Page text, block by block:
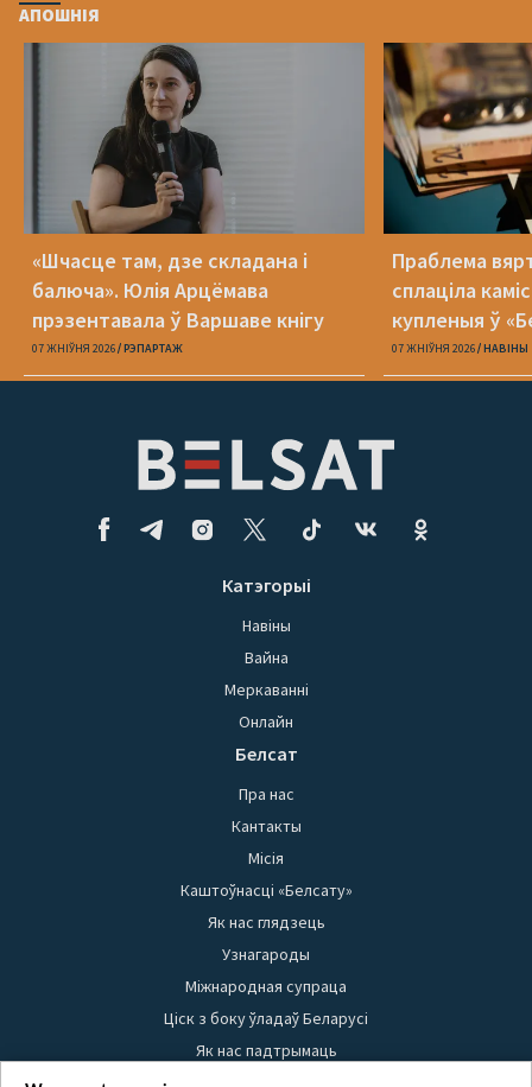
АПОШНІЯ
«Шчасце там, дзе складана і
балюча». Юлія Арцёмава
прэзентавала ў Варшаве кнігу
«Пока я искала слова»
07 ЖНІЎНЯ 2026 РЭПАРТАЖ
Праблема
сплаціла
купленыя ў
07 ЖНІЎНЯ 2026 НАВІНЫ
Катэгорыі
Навіны
Вайна
Меркаванні
Онлайн
Белсат
Пра нас
Кантакты
Місія
Каштоўнасці «Белсату»
Як нас глядзець
Узнагароды
Міжнародная супраца
Ціск з боку ўладаў Беларусі
Як нас падтрымаць
Правілы выкарыстання матэрыялаў